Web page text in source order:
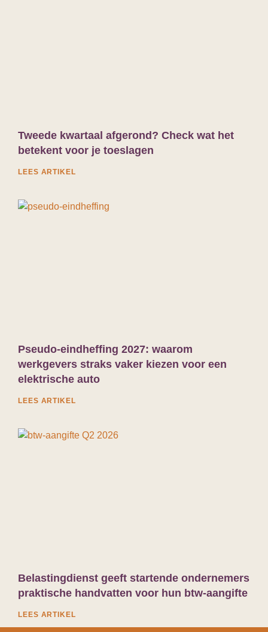
Tweede kwartaal afgerond? Check wat het
betekent voor je toeslagen
LEES ARTIKEL
Pseudo-eindheffing 2027: waarom
werkgevers straks vaker kiezen voor een
elektrische auto
LEES ARTIKEL
Belastingdienst geeft startende ondernemers
praktische handvatten voor hun btw-aangifte
LEES ARTIKEL